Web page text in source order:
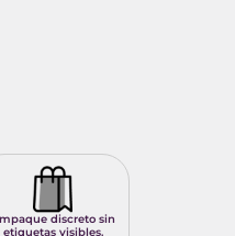
discreto sin
etiquetas visibles.